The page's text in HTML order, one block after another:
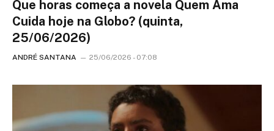
Que horas começa a novela Quem Ama
Cuida hoje na Globo? (quinta,
25/06/2026)
ANDRÉ SANTANA 25/06/2026 - 07:08